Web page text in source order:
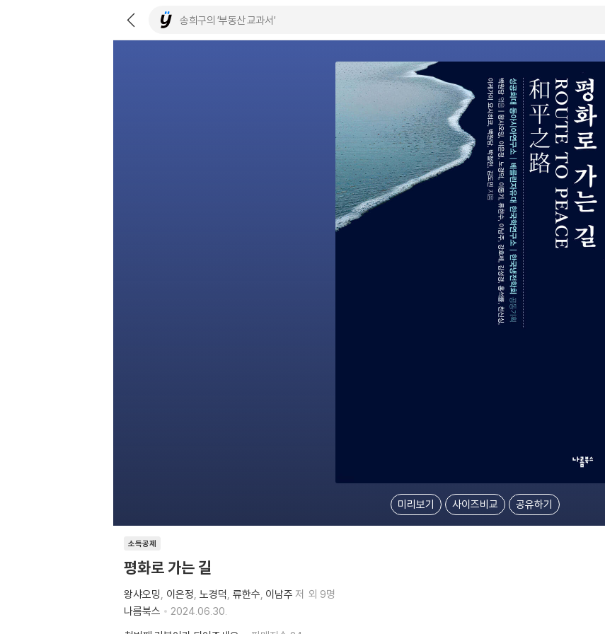
미리보기 사이즈비교 공유하기
소득공제
평화로 가는 길
왕샤오밍 이은정 노경덕 류한수 이남주 저 외 9명
나름북스
2024.06.30.